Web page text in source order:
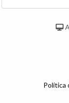
Política